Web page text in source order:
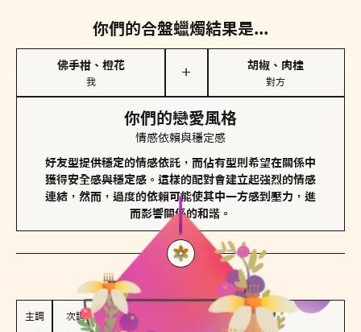
你們的合盤蠟燭結果是...
佛手柑、橙花
我
＋
胡椒、肉桂
對方
你們的戀愛風格
情感依賴與穩定感
好友型提供穩定的情感依託，而佔有型則希望在關係中
獲得安全感與穩定感。這樣的配對會建立起強烈的情感
連結，然而，過度的依賴可能使其中一方感到壓力，進
而影響關係的和諧。
對方的主調蠟燭是...
主調 次調